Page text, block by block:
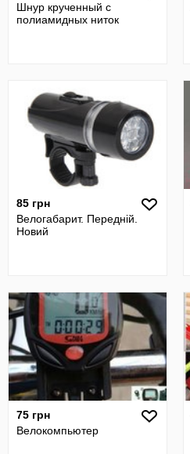
Шнур крученный с
полиамидных ниток
85 грн
Велогабарит. Передній.
Новий
75 грн
Велокомпьютер